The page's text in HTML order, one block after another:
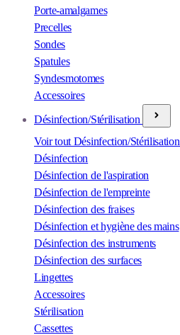
Porte-amalgames
Precelles
Sondes
Spatules
Syndesmotomes
Accessoires
Désinfection/Stérilisation
Voir tout Désinfection/Stérilisation
Désinfection
Désinfection de l'aspiration
Désinfection de l'empreinte
Désinfection des fraises
Désinfection et hygiène des mains
Désinfection des instruments
Désinfection des surfaces
Lingettes
Accessoires
Stérilisation
Cassettes